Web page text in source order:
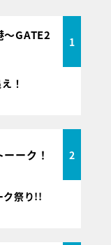
～GATE2
1
！
ーク！ 2
ク祭り!!